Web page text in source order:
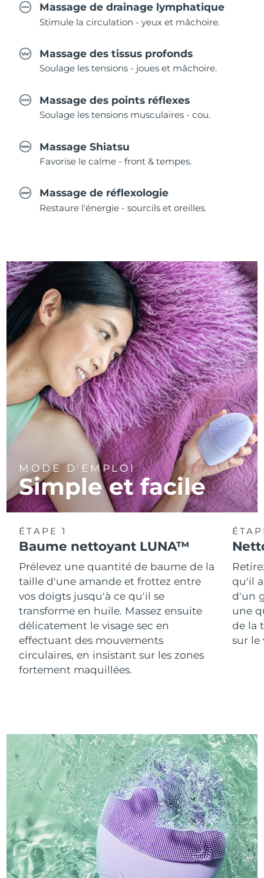
Massage de drainage lymphatique
Stimule la circulation - yeux et mâchoire.
Massage des tissus profonds
Soulage les tensions - joues et mâchoire.
Massage des points réflexes
Soulage les tensions musculaires - cou.
Massage Shiatsu
Favorise le calme - front & tempes.
Massage de réflexologie
Restaure l'énergie - sourcils et oreilles.
MODE D'EMPLOI
Simple et facile
ÉTAPE 1
Baume nettoyant LUNA™
Prélevez une quantité de baume de la
taille d'une amande et frottez entre
vos doigts jusqu'à ce qu'il se
transforme en huile. Massez ensuite
délicatement le visage sec en
effectuant des mouvements
circulaires, en insistant sur les zones
fortement maquillées.
qu'il
d'un
une
de la
sur le